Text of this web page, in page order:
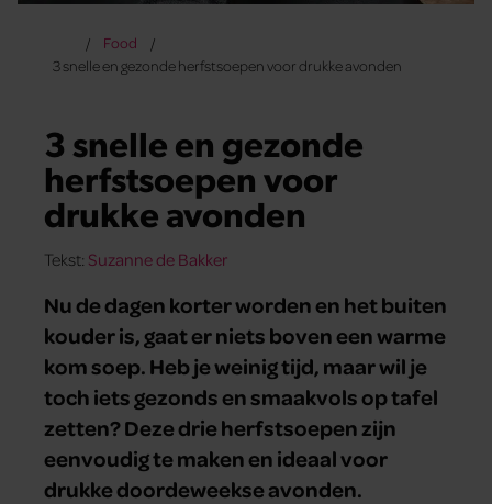
Food
3 snelle en gezonde herfstsoepen voor drukke avonden
3 snelle en gezonde
herfstsoepen voor
drukke avonden
Tekst: Suzanne de Bakker
Nu de dagen korter worden en het buiten
kouder is, gaat er niets boven een warme
kom soep. Heb je weinig tijd, maar wil je
toch iets gezonds en smaakvols op tafel
zetten? Deze drie herfstsoepen zijn
eenvoudig te maken en ideaal voor
drukke doordeweekse avonden.